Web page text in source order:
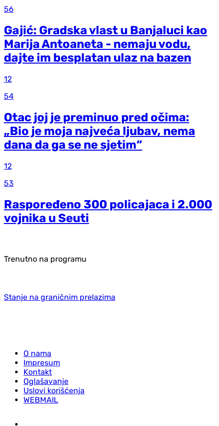
56
Gajić: Gradska vlast u Banjaluci kao
Marija Antoaneta - nemaju vodu,
dajte im besplatan ulaz na bazen
12
54
Otac joj je preminuo pred očima:
„Bio je moja najveća ljubav, nema
dana da ga se ne sjetim“
12
53
Raspoređeno 300 policajaca i 2.000
vojnika u Seuti
Trenutno na programu
Stanje na graničnim prelazima
O nama
Impresum
Kontakt
Oglašavanje
Uslovi korišćenja
WEBMAIL